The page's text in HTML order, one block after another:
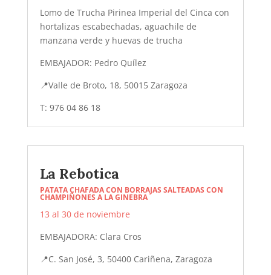
Lomo de Trucha Pirinea Imperial del Cinca con
hortalizas escabechadas, aguachile de
manzana verde y huevas de trucha
EMBAJADOR: Pedro Quílez
📍Valle de Broto, 18, 50015 Zaragoza
T: 976 04 86 18
La Rebotica
PATATA CHAFADA CON BORRAJAS SALTEADAS CON
CHAMPIÑONES A LA GINEBRA
13 al 30 de noviembre
EMBAJADORA: Clara Cros
📍C. San José, 3, 50400 Cariñena, Zaragoza